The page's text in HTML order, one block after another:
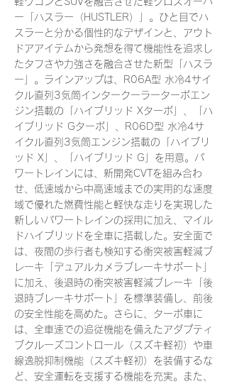
ー「ハスラー（HUSTLER）」。ひと目でハ
スラーと分かる個性的なデザインと、アウト
ドアアイテムから発想を得て機能性を追求し
たタフさや力強さを融合させた新型「ハスラ
ー」。ラインアップは、R06A型 水冷4サイ
クル直列3気筒インタークーラーターボエン
ジン搭載の「ハイブリッド Xターボ」、「ハ
イブリッド Gターボ」、R06D型 水冷4サ
イクル直列3気筒エンジン搭載の「ハイブリ
ッド X」、「ハイブリッド G」を用意。パ
ワートレインには、新開発CVTを組み合わ
せ、低速域から中高速域までの実用的な速度
域で優れた燃費性能と軽快な走りを実現した
新しいパワートレインの採用に加え、マイル
ドハイブリッドを全車に搭載した。安全面で
は、夜間の歩行者も検知する衝突被害軽減ブ
レーキ「デュアルカメラブレーキサポート」
に加え、後退時の衝突被害軽減ブレーキ「後
退時ブレーキサポート」を標準装備し、前後
の安全性能を高めた。さらに、ターボ車に
は、全車速での追従機能を備えたアダプティ
ブクルーズコントロール（スズキ軽初）や車
線逸脱抑制機能（スズキ軽初）を装備するな
ど、安全運転を支援する機能を充実。また、